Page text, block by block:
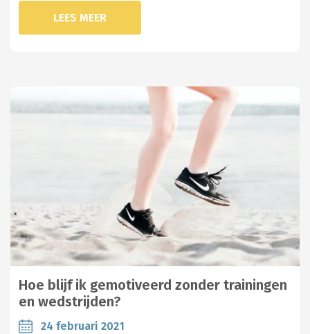
LEES MEER
Hoe blijf ik gemotiveerd zonder trainingen
en wedstrijden?
24 februari 2021